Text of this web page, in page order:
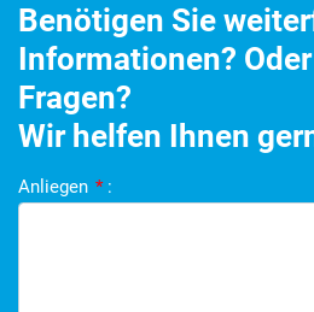
Benötigen Sie
Informationen?
Fragen?
Wir helfen Ihnen
Anliegen *: